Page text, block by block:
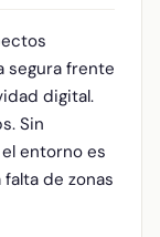
segura frente
digital.
Sin
entorno es
de zonas